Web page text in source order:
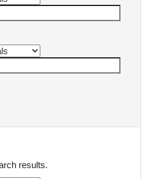
results.